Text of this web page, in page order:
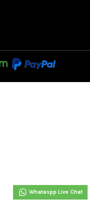
Whataspp Live Chat